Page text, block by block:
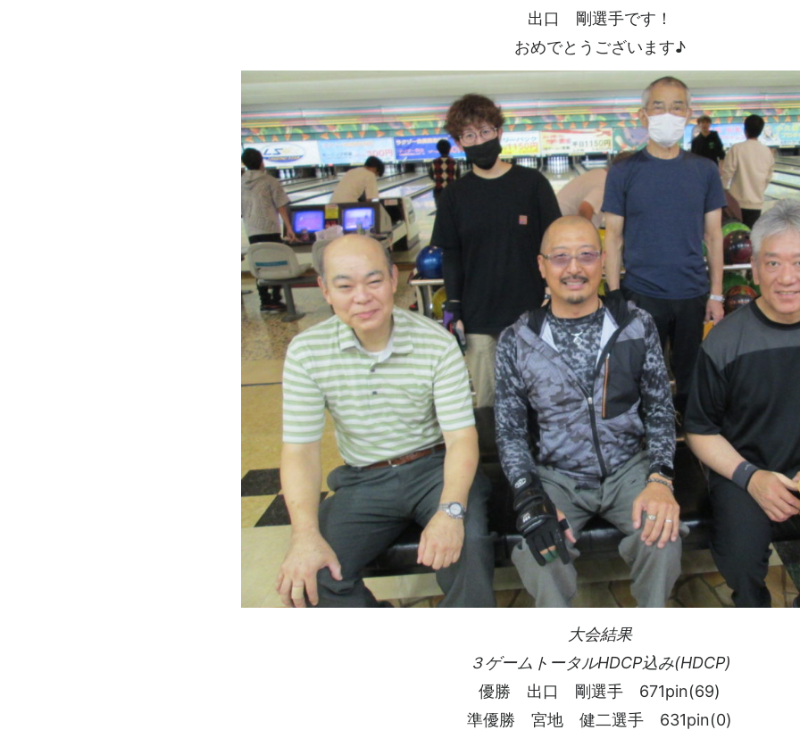
出口 剛選手です！
おめでとうございます♪
大会結果
３ゲームトータルHDCP込み(HDCP)
優勝 出口 剛選手 671pin(69)
準優勝 宮地 健二選手 631pin(0)